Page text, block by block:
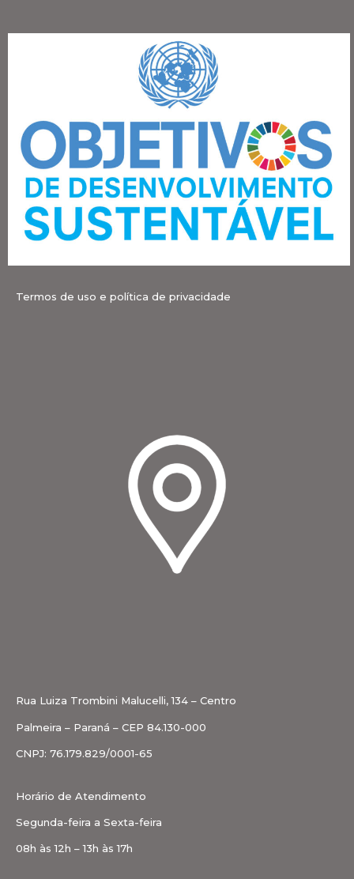
Termos de uso e política de privacidade
Rua Luiza Trombini Malucelli, 134 – Centro
Palmeira – Paraná – CEP 84.130-000
CNPJ: 76.179.829/0001-65
Horário de Atendimento
Segunda-feira a Sexta-feira
08h às 12h – 13h às 17h